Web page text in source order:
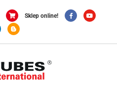
Sklep online!